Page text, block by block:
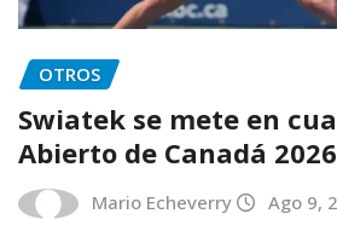
OTROS
Swiatek se mete en
Abierto de Canadá 2026
Mario Echeverry Ago 9,